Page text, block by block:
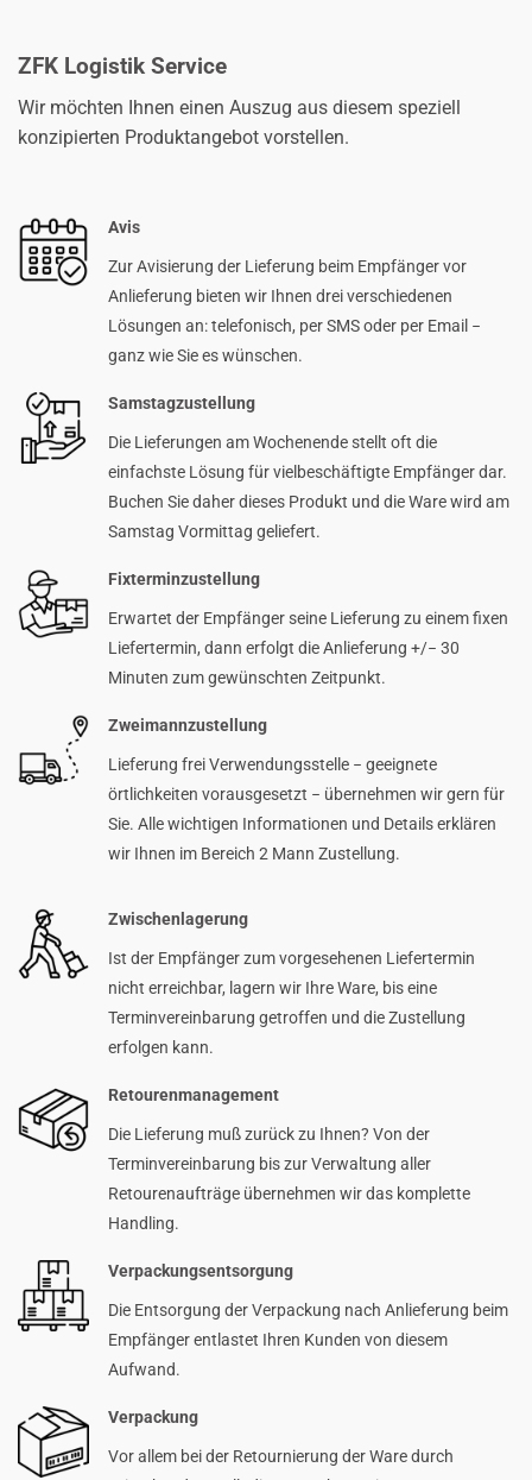
ZFK Logistik Service
Wir möchten Ihnen einen Auszug aus diesem speziell
konzipierten Produktangebot vorstellen.
Avis
Zur Avisierung der Lieferung beim Empfänger vor
Anlieferung bieten wir Ihnen drei verschiedenen
Lösungen an: telefonisch, per SMS oder per Email −
ganz wie Sie es wünschen.
Samstagzustellung
Die Lieferungen am Wochenende stellt oft die
einfachste Lösung für vielbeschäftigte Empfänger dar.
Buchen Sie daher dieses Produkt und die Ware wird am
Samstag Vormittag geliefert.
Fixterminzustellung
Erwartet der Empfänger seine Lieferung zu einem fixen
Liefertermin, dann erfolgt die Anlieferung +/− 30
Minuten zum gewünschten Zeitpunkt.
Zweimannzustellung
Lieferung frei Verwendungsstelle − geeignete
örtlichkeiten vorausgesetzt − übernehmen wir gern für
Sie. Alle wichtigen Informationen und Details erklären
wir Ihnen im Bereich 2 Mann Zustellung.
Zwischenlagerung
Ist der Empfänger zum vorgesehenen Liefertermin
nicht erreichbar, lagern wir Ihre Ware, bis eine
Terminvereinbarung getroffen und die Zustellung
erfolgen kann.
Retourenmanagement
Die Lieferung muß zurück zu Ihnen? Von der
Terminvereinbarung bis zur Verwaltung aller
Retourenaufträge übernehmen wir das komplette
Handling.
Verpackungsentsorgung
Die Entsorgung der Verpackung nach Anlieferung beim
Empfänger entlastet Ihren Kunden von diesem
Aufwand.
Verpackung
Vor allem bei der Retournierung der Ware durch